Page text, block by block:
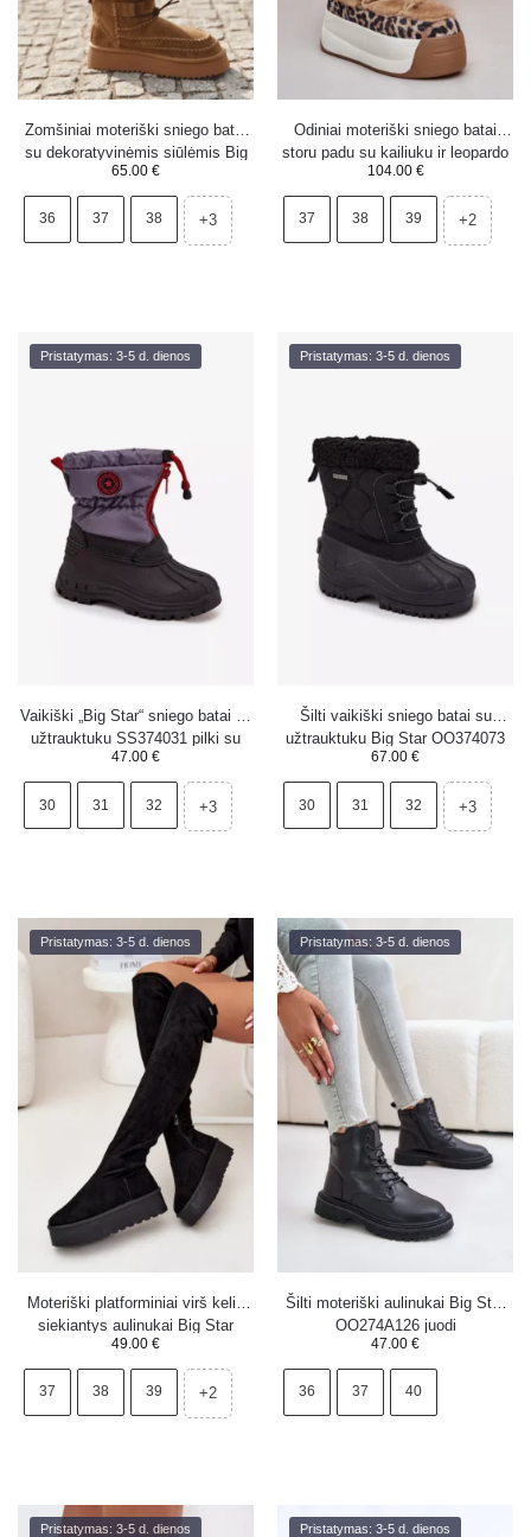
Zomšiniai moteriški sniego batai
su dekoratyvinėmis siūlėmis Big
Star SS274373 Camel
65.00 €
36 37 38 +3
Odiniai moteriški sniego batai
storu padu su kailiuku ir leopardo
raštu Big Star OO274A207 rudi
104.00 €
37 38 39 +2
Pristatymas: 3-5 d. dienos
Vaikiški „Big Star“ sniego batai su
užtrauktuku SS374031 pilki su
juodu
47.00 €
30 31 32 +3
Pristatymas: 3-5 d. dienos
Šilti vaikiški sniego batai su
užtrauktuku Big Star OO374073
juodi
67.00 €
30 31 32 +3
Pristatymas: 3-5 d. dienos
Moteriški platforminiai virš kelių
siekiantys aulinukai Big Star
SS274264 juodi
49.00 €
37 38 39 +2
Pristatymas: 3-5 d. dienos
Šilti moteriški aulinukai Big Star
OO274A126 juodi
47.00 €
36 37 40
Pristatymas: 3-5 d. dienos Pristatymas: 3-5 d. dienos